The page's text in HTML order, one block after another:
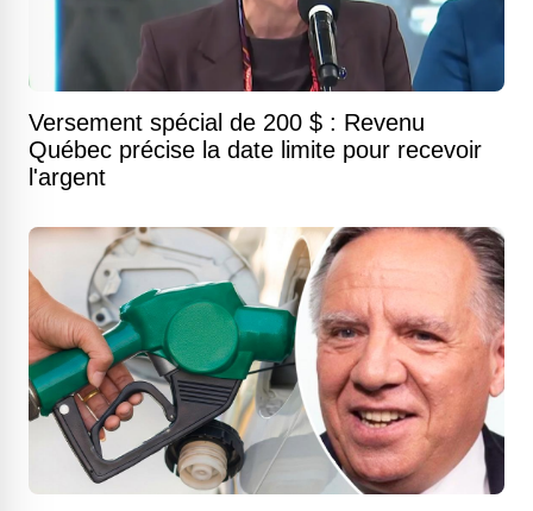
Versement spécial de 200 $ : Revenu
Québec précise la date limite pour recevoir
l'argent